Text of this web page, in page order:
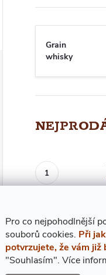
Pro co nejpohodlnější
souborů cookies. Při
potvrzujete, že vám již
"Souhlasím". Více
Grain
whisky